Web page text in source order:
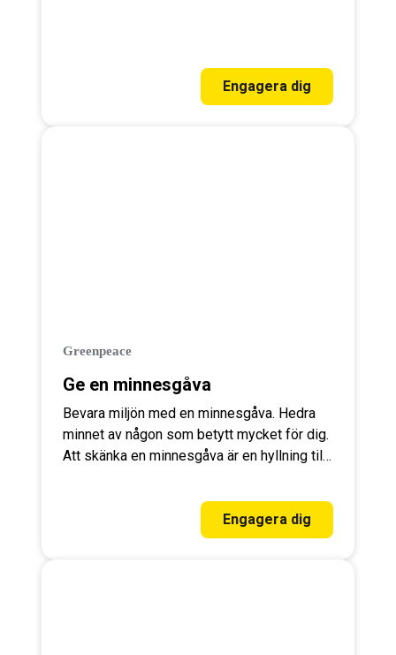
Engagera dig
Greenpeace
Ge en minnesgåva
Bevara miljön med en minnesgåva. Hedra
minnet av någon som betytt mycket för dig.
Att skänka en minnesgåva är en hyllning till
sårbara planet. När du ger en minnesgåva
får du ett fint minnesblad att lämna vid
Engagera dig